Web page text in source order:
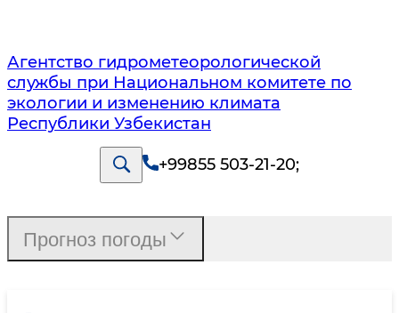
Агентство гидрометеорологической
службы при Национальном комитете по
экологии и изменению климата
Республики Узбекистан
+99855 503-21-20;
Прогноз погоды